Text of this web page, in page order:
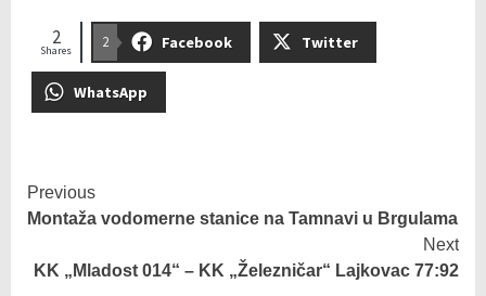
2 Facebook Twitter
WhatsApp
Shares
2
Previous
Montaža vodomerne stanice na Tamnavi u Brgulama
Next
KK „Mladost 014“ – KK „Železničar“ Lajkovac 77:92